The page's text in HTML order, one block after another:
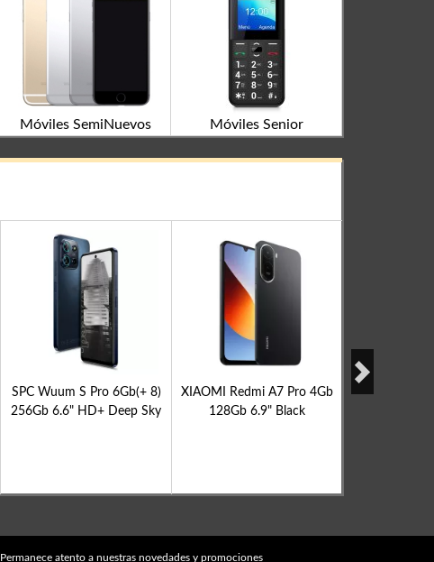
Móviles SemiNuevos Móviles Senior
SPC Wuum S Pro 6Gb(+ 8)
256Gb 6.6" HD+ Deep Sky
XIAOMI Redmi A7 Pro 4Gb
128Gb 6.9" Black
TCL 50 PRO
Permanece atento a nuestras novedades y promociones